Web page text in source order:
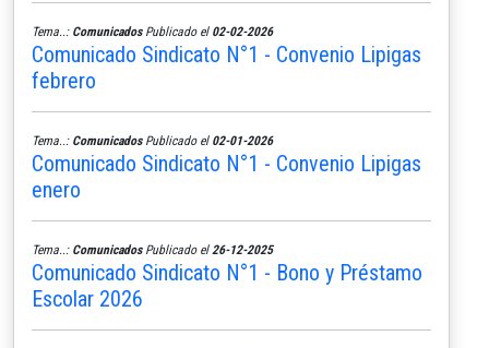
Tema..: ComunicadosPublicado el 02-02-2026
Comunicado Sindicato N°1 - Convenio Lipigas
febrero
Tema..: ComunicadosPublicado el 02-01-2026
Comunicado Sindicato N°1 - Convenio Lipigas
enero
Tema..: ComunicadosPublicado el 26-12-2025
Comunicado Sindicato N°1 - Bono y Préstamo
Escolar 2026